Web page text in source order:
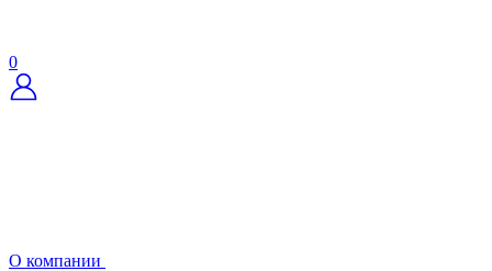
0
О компании